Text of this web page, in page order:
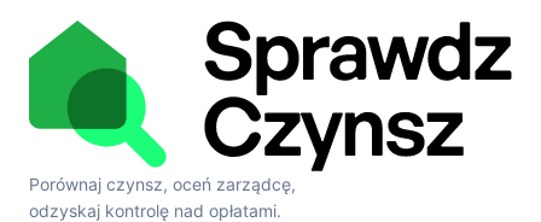
Porównaj czynsz, oceń zarządcę,
odzyskaj kontrolę nad opłatami.